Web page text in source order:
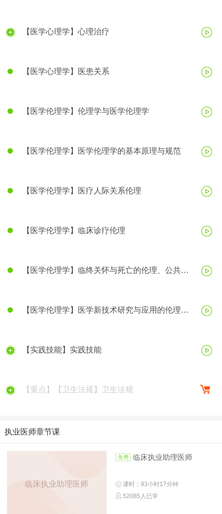
【医学心理学】心理治疗
【医学心理学】医患关系
【医学伦理学】伦理学与医学伦理学
【医学伦理学】医学伦理学的基本原理与规范
【医学伦理学】医疗人际关系伦理
【医学伦理学】临床诊疗伦理
【医学伦理学】临终关怀与死亡的伦理、公共卫
【医学伦理学】医学新技术研究与应用的伦理、
【实践技能】实践技能
【重点】【卫生法规】卫生法规
执业医师章节课
临床执业助理医师
临床执业助理医师
课时：93小时17分钟
52085人已学